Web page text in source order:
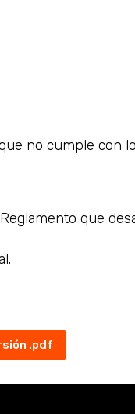
no cumple con
Reglamento que
.
.pdf